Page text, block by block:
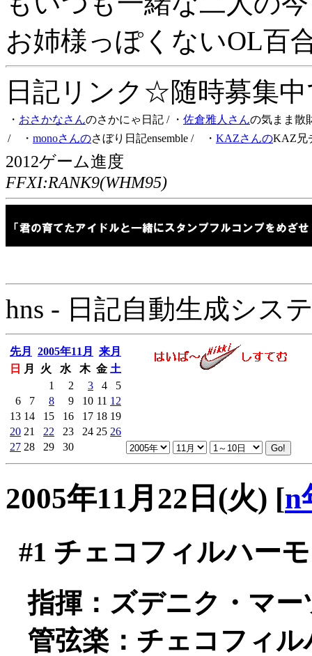
お姉様っぽくないOL百
日記リンク☆随時募集
・ おさかなさんのさかにゃ日記 / ・ 佐倉雅人さんの気まま散
/ ・ monoさんのさぼり日記ensemble / ・ KAZさんのKAZ兄
2012ゲーム進度
FFXI:RANK9(WHM95)
hns - 日記自動生成シス
先月 2005年11月
来月
日
月 火 水 木 金 土
1
2 3 4
5
6
7 8 9 10 11 12
13 14 15 16 17 18 19
20 21 22 23 24 25 26
27 28 29 30
2005年11月22日(火) [n
#1 チェコフィルハー
指揮：ズデニク・マー
管弦楽：チェコフィ